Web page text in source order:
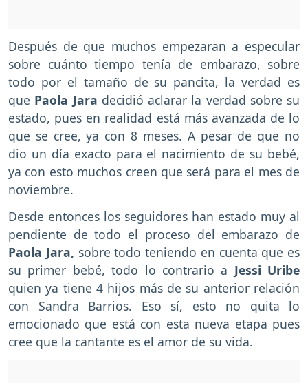
Después de que muchos empezaran a especular
sobre cuánto tiempo tenía de embarazo, sobre
todo por el tamaño de su pancita, la verdad es
que Paola Jara decidió aclarar la verdad sobre su
estado, pues en realidad está más avanzada de lo
que se cree, ya con 8 meses. A pesar de que no
dio un día exacto para el nacimiento de su bebé,
ya con esto muchos creen que será para el mes de
noviembre.
Desde entonces los seguidores han estado muy al
pendiente de todo el proceso del embarazo de
Paola Jara, sobre todo teniendo en cuenta que es
su primer bebé, todo lo contrario a Jessi Uribe
quien ya tiene 4 hijos más de su anterior relación
con Sandra Barrios. Eso sí, esto no quita lo
emocionado que está con esta nueva etapa pues
cree que la cantante es el amor de su vida.